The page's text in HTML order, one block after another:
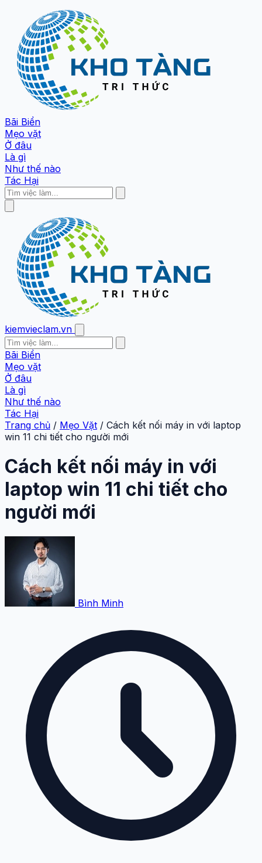
Bãi Biển
Mẹo vặt
Ở đâu
Là gì
Như thế nào
Tác Hại
kiemvieclam.vn
Bãi Biển
Mẹo vặt
Ở đâu
Là gì
Như thế nào
Tác Hại
Trang chủ / Mẹo Vặt / Cách kết nối máy in với laptop
win 11 chi tiết cho người mới
Cách kết nối máy in với
laptop win 11 chi tiết cho
người mới
Bình Minh